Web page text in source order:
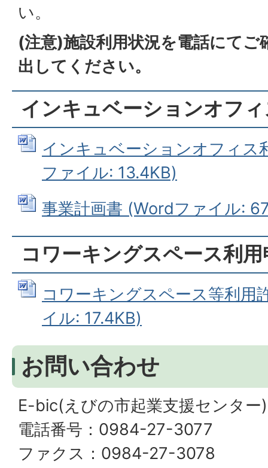
い。
(注意)施設利用状況を電話にてご
出してください。
インキュベーションオフ
インキュベーションオフィス
ファイル: 13.4KB)
事業計画書 (Wordファイル:
コワーキングスペース利用
コワーキングスペース等利用
イル: 17.4KB)
お問い合わせ
E-bic(えびの市起業支援センター)
電話番号：0984-27-3077
ファクス：0984-27-3078